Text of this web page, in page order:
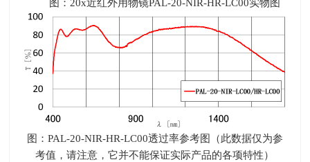
图：20x近红外用物镜PAL-20-NIR-HR-LC00实物图
图： PAL-20-NIR-HR-LC00透过率参考图（此数据仅为参
考值，请注意，它并不能保证实际产品的各项特性）